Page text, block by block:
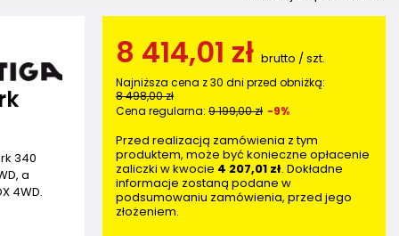
340
a
4WD.
8 414,01 zł brutto /szt.
Najniższa cena z 30 dni przed obniżką:
8 498,00 zł
Cena regularna:9 199,00 zł -9%
Przed realizacją zamówienia z tym
produktem, może być konieczne opłacenie
zaliczki w kwocie 4 207,01 zł. Dokładne
informacje zostaną podane w
podsumowaniu zamówienia, przed jego
złożeniem.